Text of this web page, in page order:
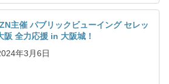
主催 パブリックビューイング セレッ
阪 全力応援 in 大阪城！
年3月6日